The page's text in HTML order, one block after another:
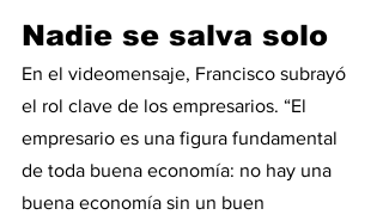
Nadie se salva solo
En el videomensaje, Francisco subrayó
el rol clave de los empresarios. “El
empresario es una figura fundamental
de toda buena economía: no hay una
buena economía sin un buen